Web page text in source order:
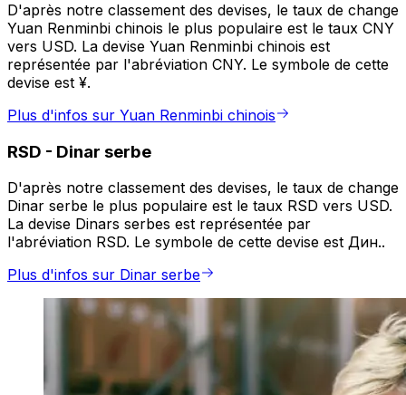
D'après notre classement des devises, le taux de change
Yuan Renminbi chinois le plus populaire est le taux CNY
vers USD. La devise Yuan Renminbi chinois est
représentée par l'abréviation CNY. Le symbole de cette
devise est ¥.
Plus d'infos sur Yuan Renminbi chinois
RSD - Dinar serbe
D'après notre classement des devises, le taux de change
Dinar serbe le plus populaire est le taux RSD vers USD.
La devise Dinars serbes est représentée par
l'abréviation RSD. Le symbole de cette devise est Дин..
Plus d'infos sur Dinar serbe